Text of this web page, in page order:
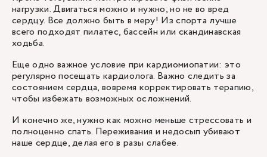
нагрузки. Двигаться можно и нужно, но не во вред
сердцу. Все должно быть в меру! Из спорта лучше
всего подходят пилатес, бассейн или скандинавская
ходьба.
Еще одно важное условие при кардиомиопатии: это
регулярно посещать кардиолога. Важно следить за
состоянием сердца, вовремя корректировать терапию,
чтобы избежать возможных осложнений.
И конечно же, нужно как можно меньше стрессовать и
полноценно спать. Переживания и недосып убивают
наше сердце, делая его в разы слабее.